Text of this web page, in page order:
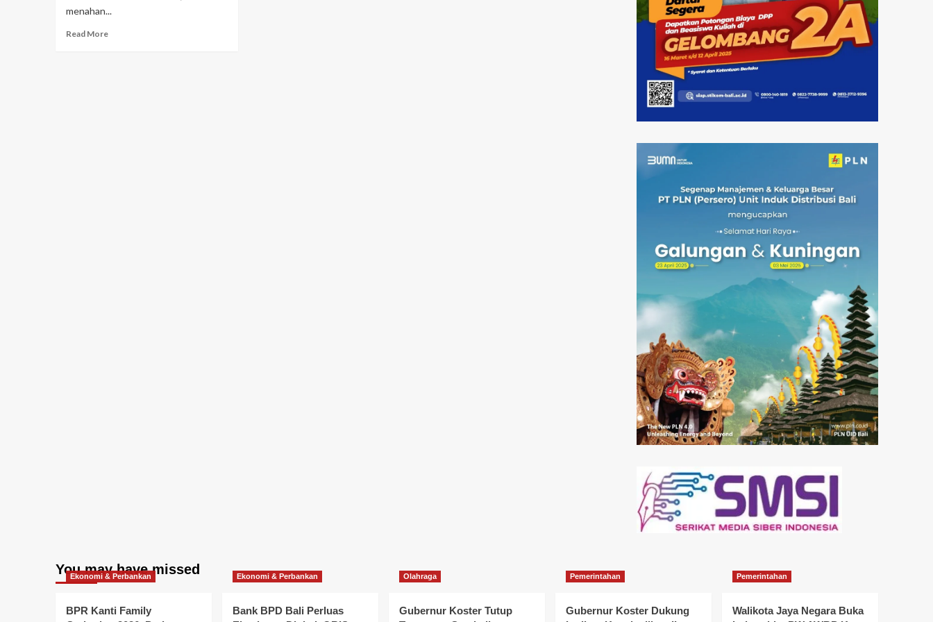
menahan...
Read More
You may have missed
Ekonomi & Perbankan
BPR Kanti Family
Ekonomi & Perbankan
Bank BPD Bali Perluas
Olahraga
Gubernur Koster Tutup
Pemerintahan
Gubernur Koster Dukung
Pemerintahan
Walikota Jaya Negara Buka